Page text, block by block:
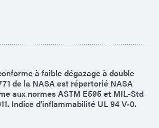
à faible dégazage à double
de la NASA est répertorié NASA
aux normes ASTM E595 et MIL-Std
Indice d'inflammabilité UL 94 V-0.